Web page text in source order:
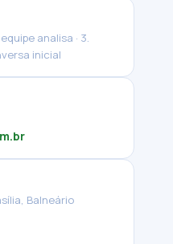
analisa · 3.
inicial
Balneário